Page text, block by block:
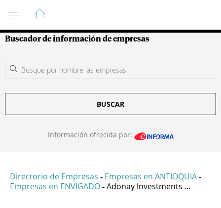
Guía de Empresas Colombianas
Buscador de información de empresas
BUSCAR
Información ofrecida por:
Directorio de Empresas - Empresas en ANTIOQUIA -
Empresas en ENVIGADO - Adonay Investments ...